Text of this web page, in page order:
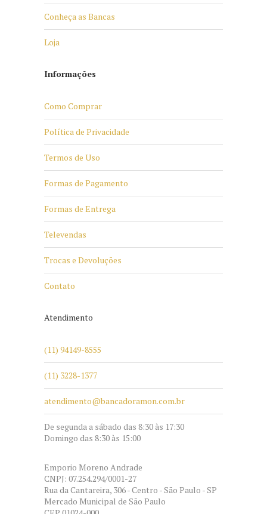
Conheça as Bancas
Loja
Informações
Como Comprar
Política de Privacidade
Termos de Uso
Formas de Pagamento
Formas de Entrega
Televendas
Trocas e Devoluções
Contato
Atendimento
(11) 94149-8555
(11) 3228-1377
atendimento@bancadoramon.com.br
De segunda a sábado das 8:30 às 17:30
Domingo das 8:30 às 15:00
Emporio Moreno Andrade
CNPJ: 07.254.294/0001-27
Rua da Cantareira, 306 - Centro - São Paulo - SP
Mercado Municipal de São Paulo